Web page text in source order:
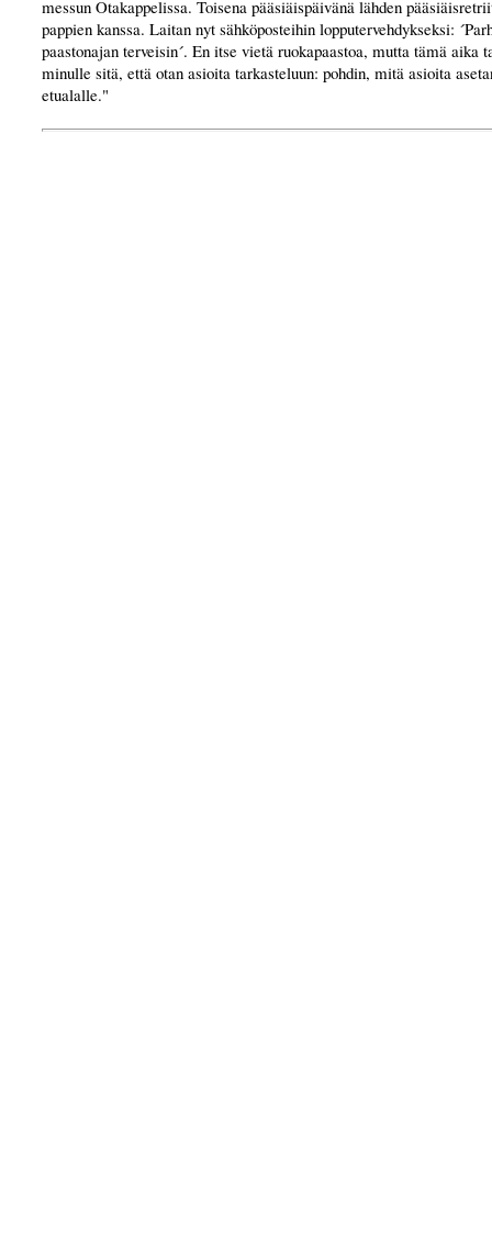
messun Otakappelissa. Toisena pääsiäispäivänä lähden
pappien kanssa. Laitan nyt sähköposteihin lopputervehdykseksi:
paastonajan terveisin´. En itse vietä ruokapaastoa, mutta tämä aika
minulle sitä, että otan asioita tarkasteluun: pohdin, mitä asioita
etualalle."